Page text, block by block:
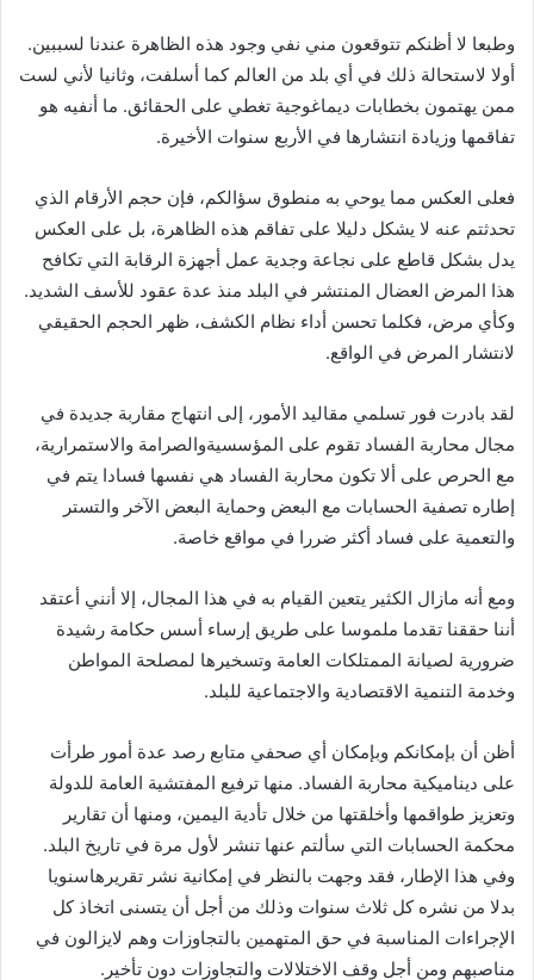
وطبعا لا أظنكم تتوقعون مني نفي وجود هذه الظاهرة عندنا لسببين.
أولا لاستحالة ذلك في أي بلد من العالم كما أسلفت، وثانيا لأني لست
ممن يهتمون بخطابات ديماغوجية تغطي على الحقائق. ما أنفيه هو
تفاقمها وزيادة انتشارها في الأربع سنوات الأخيرة.
‎فعلى العكس مما يوحي به منطوق سؤالكم، فإن حجم الأرقام الذي
تحدثتم عنه لا يشكل دليلا على تفاقم هذه الظاهرة، بل على العكس
يدل بشكل قاطع على نجاعة وجدية عمل أجهزة الرقابة التي تكافح
هذا المرض العضال المنتشر في البلد منذ عدة عقود للأسف الشديد.
وكأي مرض، فكلما تحسن أداء نظام الكشف، ظهر الحجم الحقيقي
لانتشار المرض في الواقع.
‎لقد بادرت فور تسلمي مقاليد الأمور، إلى انتهاج مقاربة جديدة في
مجال محاربة الفساد تقوم على المؤسسيةوالصرامة والاستمرارية،
مع الحرص على ألا تكون محاربة الفساد هي نفسها فسادا يتم في
إطاره تصفية الحسابات مع البعض وحماية البعض الآخر والتستر
والتعمية على فساد أكثر ضررا في مواقع خاصة.
‎ومع أنه مازال الكثير يتعين القيام به في هذا المجال، إلا أنني أعتقد
أننا حققنا تقدما ملموسا على طريق إرساء أسس حكامة رشيدة
ضرورية لصيانة الممتلكات العامة وتسخيرها لمصلحة المواطن
وخدمة التنمية الاقتصادية والاجتماعية للبلد.
‎أظن أن بإمكانكم وبإمكان أي صحفي متابع رصد عدة أمور طرأت
على ديناميكية محاربة الفساد. منها ترفيع المفتشية العامة للدولة
وتعزيز طواقمها وأخلقتها من خلال تأدية اليمين، ومنها أن تقارير
محكمة الحسابات التي سألتم عنها تنشر لأول مرة في تاريخ البلد.
وفي هذا الإطار، فقد وجهت بالنظر في إمكانية نشر تقريرهاسنويا
بدلا من نشره كل ثلاث سنوات وذلك من أجل أن يتسنى اتخاذ كل
الإجراءات المناسبة في حق المتهمين بالتجاوزات وهم لايزالون في
مناصبهم ومن أجل وقف الاختلالات والتجاوزات دون تأخير.